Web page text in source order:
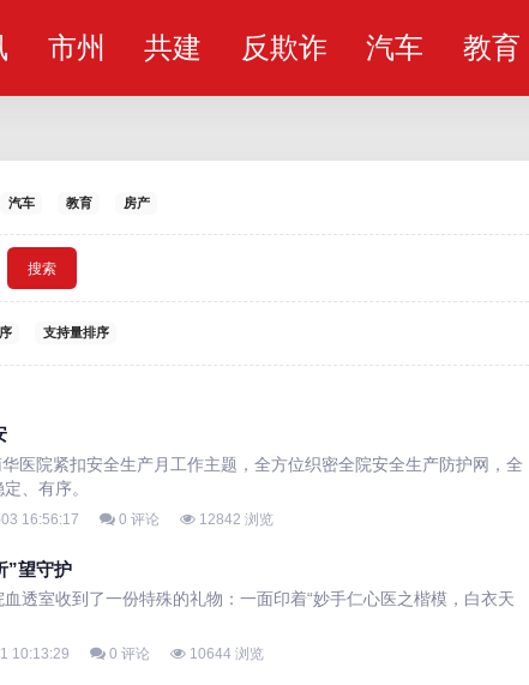
市州 共建 反欺诈 汽车 教育
汽车 教育 房产
搜索
支持量排序
医院紧扣安全生产月工作主题，全方位织密全院安全生产防护网，全
、有序。
16:56:17 0 评论 12842 浏览
”望守护
透室收到了一份特殊的礼物：一面印着“妙手仁心医之楷模，白衣天
10:13:29 0 评论 10644 浏览